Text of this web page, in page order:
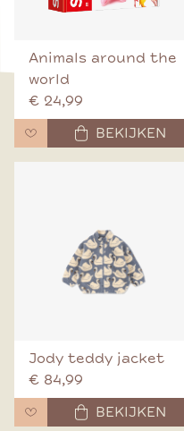
Animals around the
world
€ 24,99
BEKIJKEN
Jody teddy jacket
€ 84,99
BEKIJKEN